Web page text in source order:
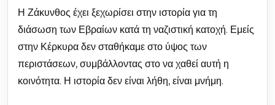
Η Ζάκυνθος έχει ξεχωρίσει στην ιστορία για τη
διάσωση των Εβραίων κατά τη ναζιστική κατοχή. Εμείς
στην Κέρκυρα δεν σταθήκαμε στο ύψος των
περιστάσεων, συμβάλλοντας στο να χαθεί αυτή η
κοινότητα. Η ιστορία δεν είναι λήθη, είναι μνήμη.